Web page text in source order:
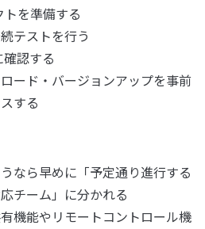
を準備する
テストを行う
認する
ード・バージョンアップを事前
する
なら早めに「予定通り進行する
チーム」に分かれる
機能やリモートコントロール機